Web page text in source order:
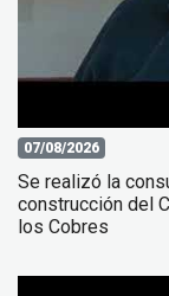
07/08/2026
Se realizó la
construcción del
los Cobres